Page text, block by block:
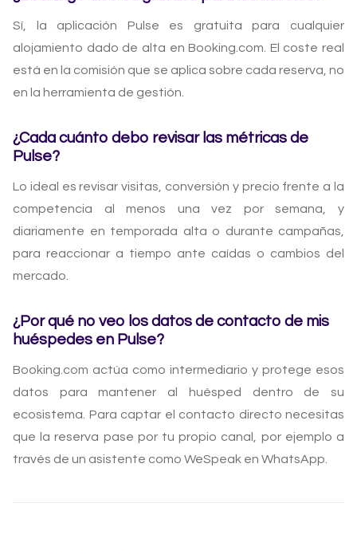
Sí, la aplicación Pulse es gratuita para cualquier
alojamiento dado de alta en Booking.com. El coste real
está en la comisión que se aplica sobre cada reserva, no
en la herramienta de gestión.
¿Cada cuánto debo revisar las métricas de
Pulse?
Lo ideal es revisar visitas, conversión y precio frente a la
competencia al menos una vez por semana, y
diariamente en temporada alta o durante campañas,
para reaccionar a tiempo ante caídas o cambios del
mercado.
¿Por qué no veo los datos de contacto de mis
huéspedes en Pulse?
Booking.com actúa como intermediario y protege esos
datos para mantener al huésped dentro de su
ecosistema. Para captar el contacto directo necesitas
que la reserva pase por tu propio canal, por ejemplo a
través de un asistente como WeSpeak en WhatsApp.